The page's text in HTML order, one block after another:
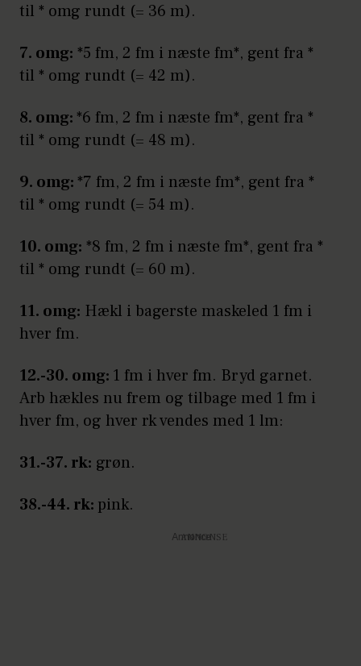
til * omg rundt (= 36 m).
7. omg: *5 fm, 2 fm i næste fm*, gent fra *
til * omg rundt (= 42 m).
8. omg: *6 fm, 2 fm i næste fm*, gent fra *
til * omg rundt (= 48 m).
9. omg: *7 fm, 2 fm i næste fm*, gent fra *
til * omg rundt (= 54 m).
10. omg: *8 fm, 2 fm i næste fm*, gent fra *
til * omg rundt (= 60 m).
11. omg: Hækl i bagerste maskeled 1 fm i
hver fm.
12.-30. omg: 1 fm i hver fm. Bryd garnet.
Arb hækles nu frem og tilbage med 1 fm i
hver fm, og hver rk vendes med 1 lm:
31.-37. rk: grøn.
38.-44. rk: pink.
Annonce